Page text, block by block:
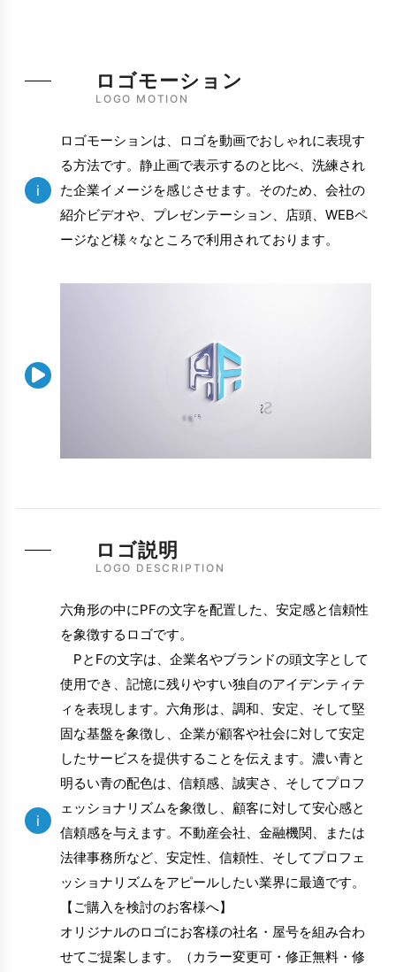
LOGO MOTION
ロゴモーション
i
ロゴモーションは、ロゴを動画でおしゃれに表現す
る方法です。静止画で表示するのと比べ、洗練され
た企業イメージを感じさせます。そのため、会社の
紹介ビデオや、プレゼンテーション、店頭、WEBペ
ージなど様々なところで利用されております。

LOGO DESCRIPTION
ロゴ説明
i
六角形の中にPFの文字を配置した、安定感と信頼性
を象徴するロゴです。
PとFの文字は、企業名やブランドの頭文字として
使用でき、記憶に残りやすい独自のアイデンティテ
ィを表現します。六角形は、調和、安定、そして堅
固な基盤を象徴し、企業が顧客や社会に対して安定
したサービスを提供することを伝えます。濃い青と
明るい青の配色は、信頼感、誠実さ、そしてプロフ
ェッショナリズムを象徴し、顧客に対して安心感と
信頼感を与えます。不動産会社、金融機関、または
法律事務所など、安定性、信頼性、そしてプロフェ
ッショナリズムをアピールしたい業界に最適です。
【ご購入を検討のお客様へ】
オリジナルのロゴにお客様の社名・屋号を組み合わ
せてご提案します。（カラー変更可・修正無料・修